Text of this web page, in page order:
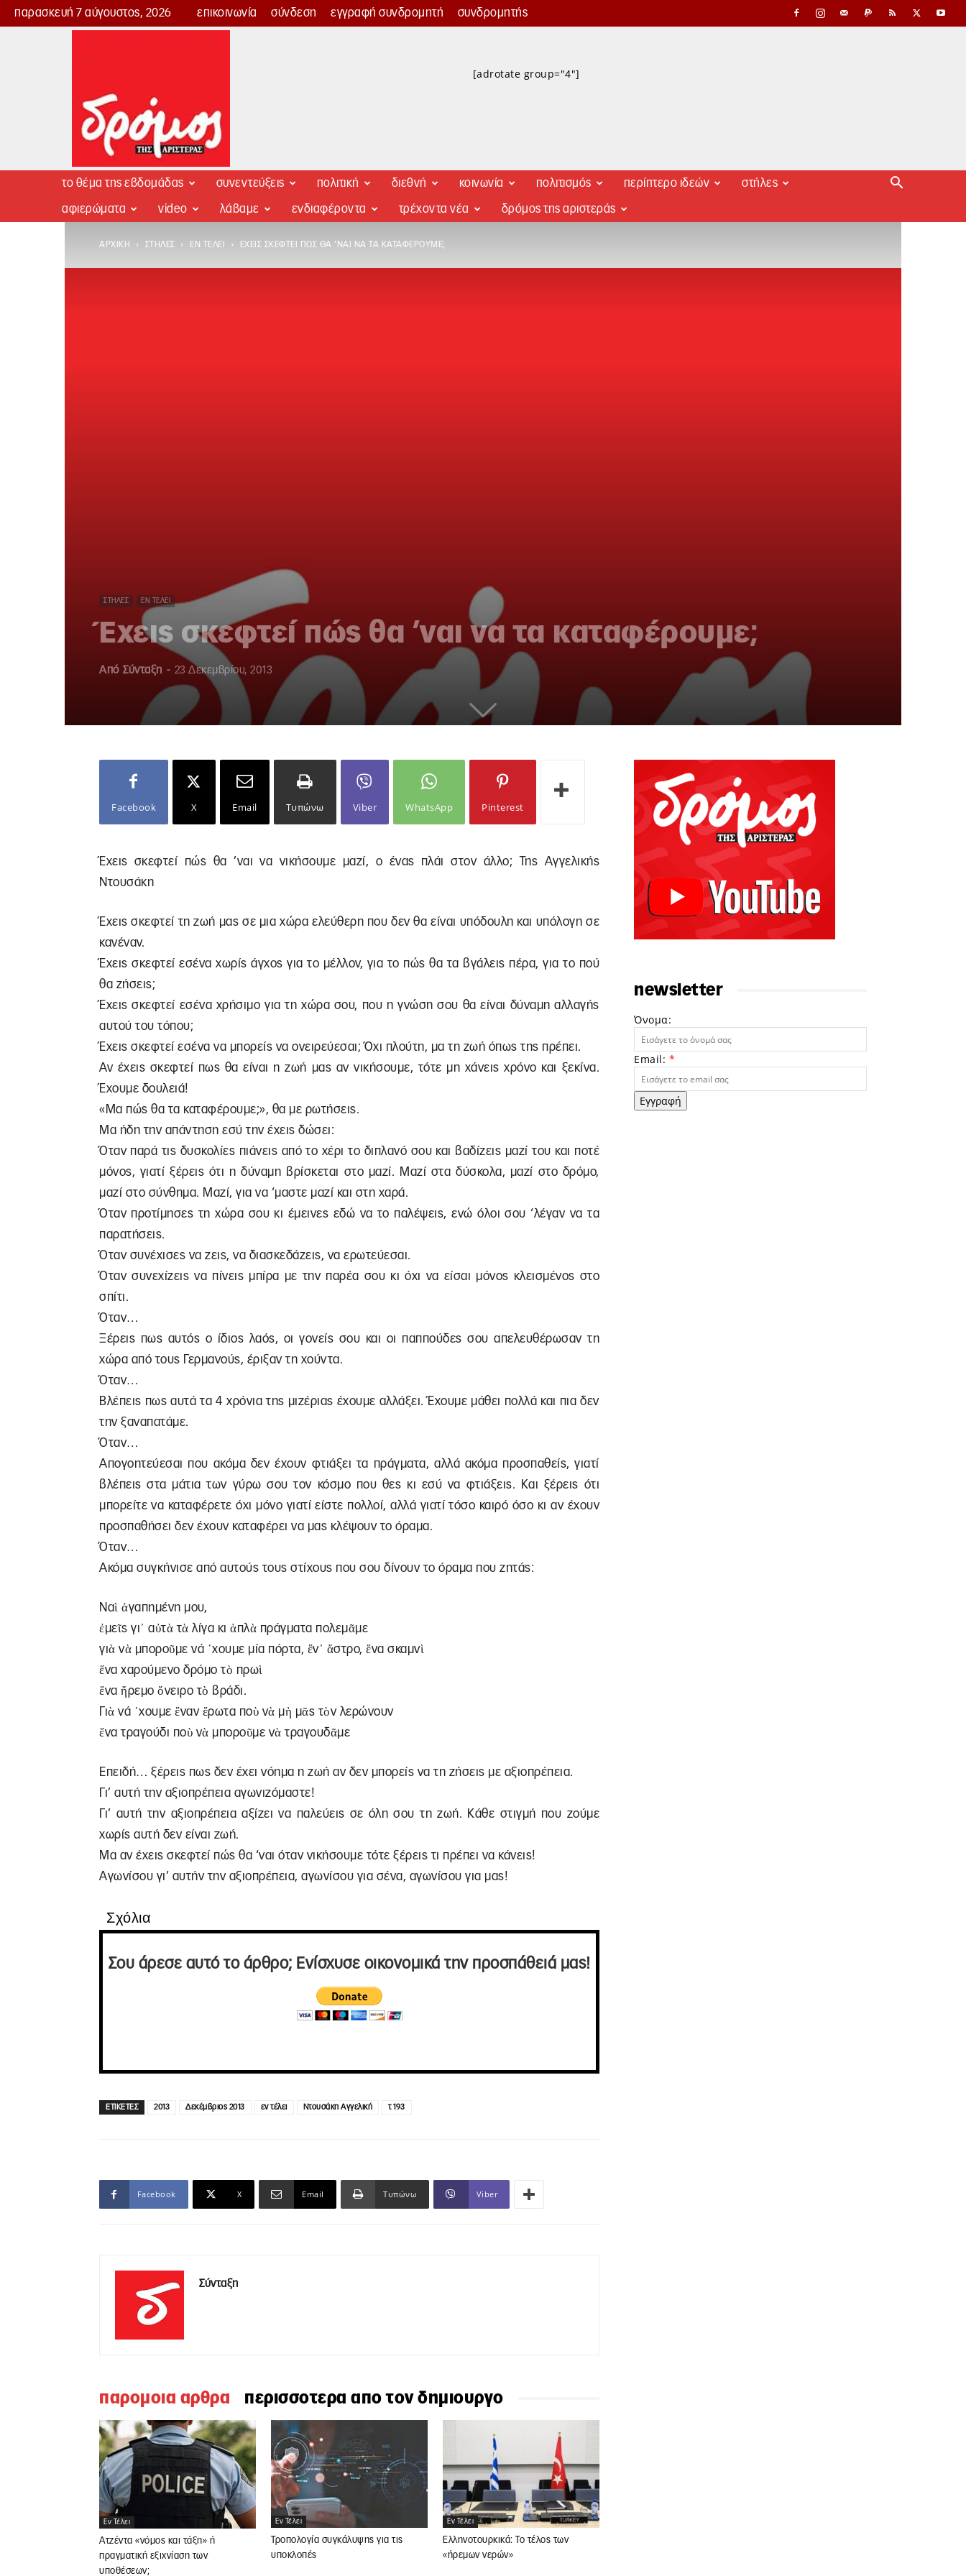
παρασκευή 7 αύγουστος, 2026 επικοινωνία σύνδεση εγγραφή συνδρομητή συνδρομητής
Δρόμος
[adrotate group="4"]
το θέμα της εβδομάδας συνεντεύξεις πολιτική διεθνή κοινωνία πολιτισμός περίπτερο ιδεών στήλες
αφιερώματα video λάβαμε ενδιαφέροντα τρέχοντα νέα δρόμος της αριστεράς
ΑΡΧΙΚΉ ΣΤΉΛΕΣ ΕΝ ΤΈΛΕΙ ΈΧΕΙΣ ΣΚΕΦΤΕΊ ΠΏΣ ΘΑ ’ΝΑΙ ΝΑ ΤΑ ΚΑΤΑΦΈΡΟΥΜΕ;
ΣΤΉΛΕΣ ΕΝ ΤΈΛΕΙ
Έχεις σκεφτεί πώς θα ’ναι να τα καταφέρουμε;
Από Σύνταξη - 23 Δεκεμβρίου, 2013
Facebook X Email Τυπώνω Viber WhatsApp Pinterest
Έχεις σκεφτεί πώς θα ’ναι να νικήσουμε μαζί, ο ένας πλάι στον άλλο; Της Αγγελικής
Ντουσάκη
Έχεις σκεφτεί τη ζωή μας σε μια χώρα ελεύθερη που δεν θα είναι υπόδουλη και υπόλογη σε
κανέναν.
Έχεις σκεφτεί εσένα χωρίς άγχος για το μέλλον, για το πώς θα τα βγάλεις πέρα, για το πού
θα ζήσεις;
Έχεις σκεφτεί εσένα χρήσιμο για τη χώρα σου, που η γνώση σου θα είναι δύναμη αλλαγής
αυτού του τόπου;
Έχεις σκεφτεί εσένα να μπορείς να ονειρεύεσαι; Όχι πλούτη, μα τη ζωή όπως της πρέπει.
Αν έχεις σκεφτεί πως θα είναι η ζωή μας αν νικήσουμε, τότε μη χάνεις χρόνο και ξεκίνα.
Έχουμε δουλειά!
«Μα πώς θα τα καταφέρουμε;», θα με ρωτήσεις.
Μα ήδη την απάντηση εσύ την έχεις δώσει:
Όταν παρά τις δυσκολίες πιάνεις από το χέρι το διπλανό σου και βαδίζεις μαζί του και ποτέ
μόνος, γιατί ξέρεις ότι η δύναμη βρίσκεται στο μαζί. Μαζί στα δύσκολα, μαζί στο δρόμο,
μαζί στο σύνθημα. Μαζί, για να ‘μαστε μαζί και στη χαρά.
Όταν προτίμησες τη χώρα σου κι έμεινες εδώ να το παλέψεις, ενώ όλοι σου ‘λέγαν να τα
παρατήσεις.
Όταν συνέχισες να ζεις, να διασκεδάζεις, να ερωτεύεσαι.
Όταν συνεχίζεις να πίνεις μπίρα με την παρέα σου κι όχι να είσαι μόνος κλεισμένος στο
σπίτι.
Όταν…
Ξέρεις πως αυτός ο ίδιος λαός, οι γονείς σου και οι παππούδες σου απελευθέρωσαν τη
χώρα από τους Γερμανούς, έριξαν τη χούντα.
Όταν…
Βλέπεις πως αυτά τα 4 χρόνια της μιζέριας έχουμε αλλάξει. Έχουμε μάθει πολλά και πια δεν
την ξαναπατάμε.
Όταν…
Απογοητεύεσαι που ακόμα δεν έχουν φτιάξει τα πράγματα, αλλά ακόμα προσπαθείς, γιατί
βλέπεις στα μάτια των γύρω σου τον κόσμο που θες κι εσύ να φτιάξεις. Και ξέρεις ότι
μπορείτε να καταφέρετε όχι μόνο γιατί είστε πολλοί, αλλά γιατί τόσο καιρό όσο κι αν έχουν
προσπαθήσει δεν έχουν καταφέρει να μας κλέψουν το όραμα.
Όταν…
Ακόμα συγκήνισε από αυτούς τους στίχους που σου δίνουν το όραμα που ζητάς:
Ναὶ ἀγαπημένη μου,
ἐμεῖς γι᾿ αὐτὰ τὰ λίγα κι ἁπλὰ πράγματα πολεμᾶμε
γιὰ νὰ μποροῦμε νά ῾χουμε μία πόρτα, ἕν᾿ ἄστρο, ἕνα σκαμνὶ
ἕνα χαρούμενο δρόμο τὸ πρωὶ
ἕνα ἤρεμο ὄνειρο τὸ βράδι.
Γιὰ νά ῾χουμε ἕναν ἔρωτα ποὺ νὰ μὴ μᾶς τὸν λερώνουν
ἕνα τραγούδι ποὺ νὰ μποροῦμε νὰ τραγουδᾶμε
Επειδή… ξέρεις πως δεν έχει νόημα η ζωή αν δεν μπορείς να τη ζήσεις με αξιοπρέπεια.
Γι’ αυτή την αξιοπρέπεια αγωνιζόμαστε!
Γι’ αυτή την αξιοπρέπεια αξίζει να παλεύεις σε όλη σου τη ζωή. Κάθε στιγμή που ζούμε
χωρίς αυτή δεν είναι ζωή.
Μα αν έχεις σκεφτεί πώς θα ‘ναι όταν νικήσουμε τότε ξέρεις τι πρέπει να κάνεις!
Αγωνίσου γι’ αυτήν την αξιοπρέπεια, αγωνίσου για σένα, αγωνίσου για μας!
Σχόλια
Σου άρεσε αυτό το άρθρο; Ενίσχυσε οικονομικά την προσπάθειά μας!
ΕΤΙΚΕΤΕΣ 2013 Δεκέμβριος 2013 εν τέλει Ντουσάκη Αγγελική τ 193
Facebook X Email Τυπώνω Viber
Σύνταξη
παρομοια αρθρα περισσοτερα απο τον δημιουργο
Εν Τέλει
Ατζέντα «νόμος και τάξη» ή
πραγματική εξιχνίαση των
υποθέσεων;
Εν Τέλει
Τροπολογία συγκάλυψης για τις
υποκλοπές
Εν Τέλει
Ελληνοτουρκικά: Το τέλος των
«ήρεμων νερών»
newsletter
Όνομα:
Email: *
Εγγραφή